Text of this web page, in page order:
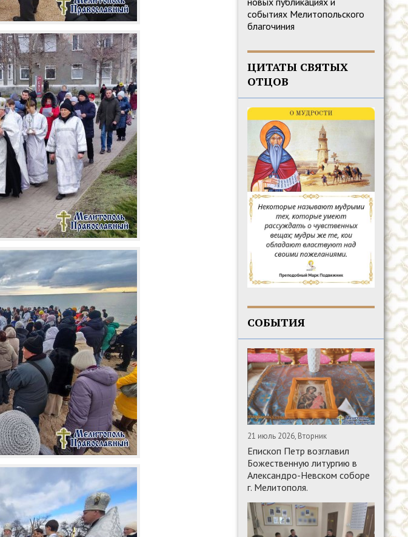
событиях Мелитопольского
благочиния
ЦИТАТЫ СВЯТЫХ
ОТЦОВ
СОБЫТИЯ
21 июль 2026, Вторник
Епископ Петр возглавил
Божественную литургию в
Александро-Невском соборе
г. Мелитополя.